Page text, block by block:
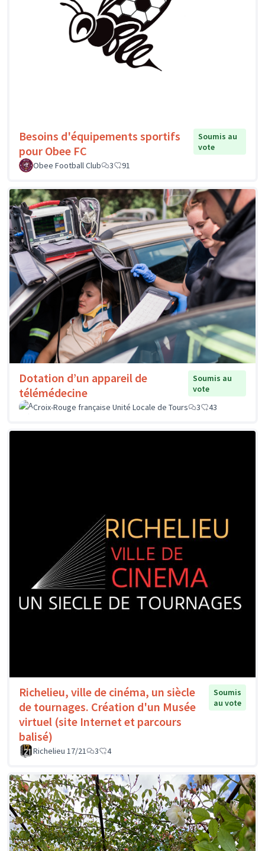
Besoins d'équipements sportifs
pour Obee FC
Soumis au
vote
Obee Football Club
3 91
Dotation d’un appareil de
télémédecine
Soumis au
vote
Croix-Rouge française Unité Locale de Tours
3 43
Richelieu, ville de cinéma, un siècle
de tournages. Création d'un Musée
virtuel (site Internet et parcours
balisé)
Soumis
au vote
Richelieu 17/21 3 4